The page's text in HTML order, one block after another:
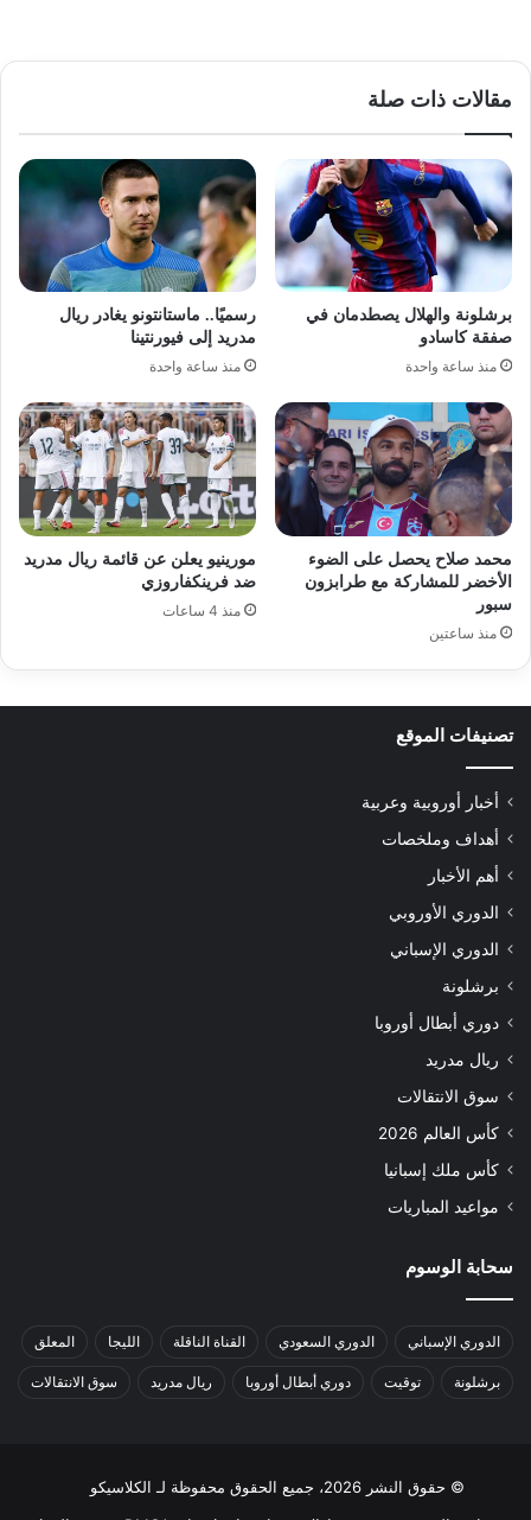
مقالات ذات صلة
برشلونة والهلال يصطدمان في
صفقة كاسادو
منذ ساعة واحدة
رسميًا.. ماستانتونو يغادر ريال
مدريد إلى فيورنتينا
منذ ساعة واحدة
محمد صلاح يحصل على الضوء
الأخضر للمشاركة مع طرابزون
سبور
منذ ساعتين
مورينيو يعلن عن قائمة ريال مدريد
ضد فرينكفاروزي
منذ 4 ساعات
تصنيفات الموقع
أخبار أوروبية وعربية
أهداف وملخصات
أهم الأخبار
الدوري الأوروبي
الدوري الإسباني
برشلونة
دوري أبطال أوروبا
ريال مدريد
سوق الانتقالات
كأس العالم 2026
كأس ملك إسبانيا
مواعيد المباريات
سحابة الوسوم
الدوري الإسباني الدوري السعودي القناة الناقلة الليجا المعلق
برشلونة توقيت دوري أبطال أوروبا ريال مدريد سوق الانتقالات
© حقوق النشر 2026، جميع الحقوق محفوظة لـ الكلاسيكو